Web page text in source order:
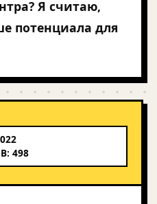
Я считаю,
потенциала для
498